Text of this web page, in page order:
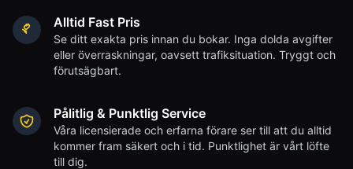
Alltid Fast Pris
Se ditt exakta pris innan du bokar. Inga dolda avgifter
eller överraskningar, oavsett trafiksituation. Tryggt och
förutsägbart.
Pålitlig & Punktlig Service
Våra licensierade och erfarna förare ser till att du alltid
kommer fram säkert och i tid. Punktlighet är vårt löfte
till dig.